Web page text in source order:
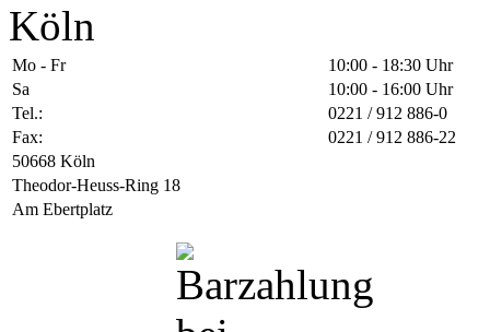
Köln
Mo - Fr
10:00 - 18:30 Uhr
Sa
10:00 - 16:00 Uhr
Tel.:
0221 / 912 886-0
Fax:
0221 / 912 886-22
50668 Köln
Theodor-Heuss-Ring 18
Am Ebertplatz